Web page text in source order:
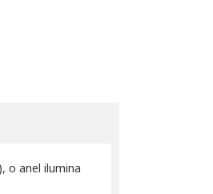
o anel ilumina